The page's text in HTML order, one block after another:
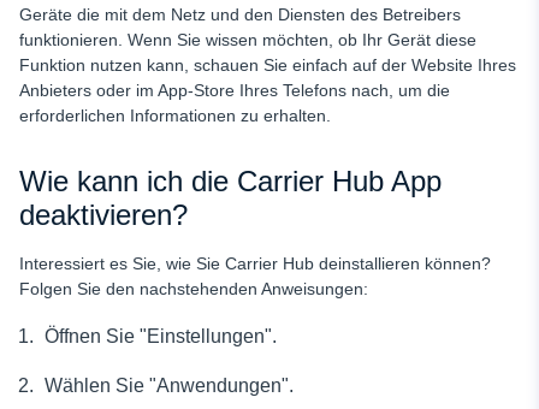
Geräte die mit dem Netz und den Diensten des Betreibers
funktionieren. Wenn Sie wissen möchten, ob Ihr Gerät diese
Funktion nutzen kann, schauen Sie einfach auf der Website Ihres
Anbieters oder im App-Store Ihres Telefons nach, um die
erforderlichen Informationen zu erhalten.
Wie kann ich die Carrier Hub App
deaktivieren?
Interessiert es Sie, wie Sie Carrier Hub deinstallieren können?
Folgen Sie den nachstehenden Anweisungen:
Öffnen Sie "Einstellungen".
Wählen Sie "Anwendungen".